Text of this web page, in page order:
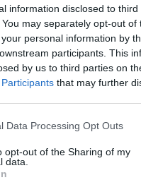
information disclosed to
may separately opt-out of
personal information by
participants. This
by us to third parties on
that may further
Data Processing Opt Outs
opt-out of the Sharing of my
data.
20/12/2023